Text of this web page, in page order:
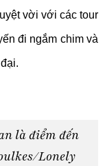
vời với các tour
đi ngắm chim và
là điểm đến
Lonely